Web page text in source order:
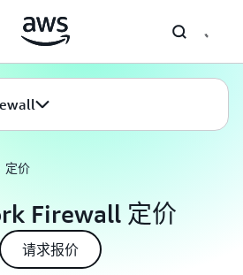
定价
Firewall 定价
请求报价